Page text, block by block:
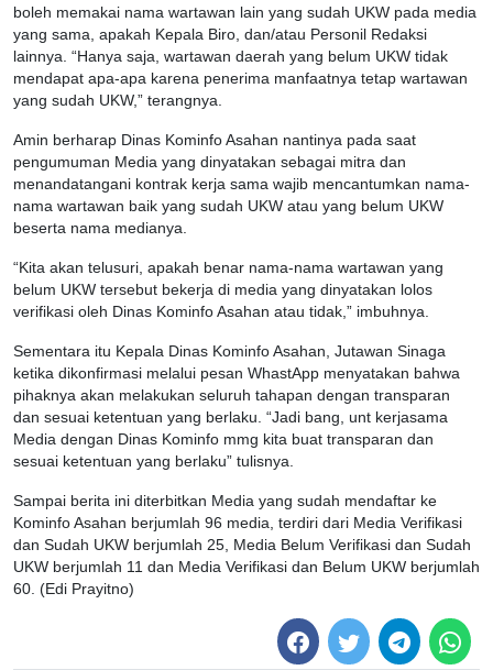
boleh memakai nama wartawan lain yang sudah UKW pada media
yang sama, apakah Kepala Biro, dan/atau Personil Redaksi
lainnya. “Hanya saja, wartawan daerah yang belum UKW tidak
mendapat apa-apa karena penerima manfaatnya tetap wartawan
yang sudah UKW,” terangnya.
Amin berharap Dinas Kominfo Asahan nantinya pada saat
pengumuman Media yang dinyatakan sebagai mitra dan
menandatangani kontrak kerja sama wajib mencantumkan nama-
nama wartawan baik yang sudah UKW atau yang belum UKW
beserta nama medianya.
“Kita akan telusuri, apakah benar nama-nama wartawan yang
belum UKW tersebut bekerja di media yang dinyatakan lolos
verifikasi oleh Dinas Kominfo Asahan atau tidak,” imbuhnya.
Sementara itu Kepala Dinas Kominfo Asahan, Jutawan Sinaga
ketika dikonfirmasi melalui pesan WhastApp menyatakan bahwa
pihaknya akan melakukan seluruh tahapan dengan transparan
dan sesuai ketentuan yang berlaku. “Jadi bang, unt kerjasama
Media dengan Dinas Kominfo mmg kita buat transparan dan
sesuai ketentuan yang berlaku” tulisnya.
Sampai berita ini diterbitkan Media yang sudah mendaftar ke
Kominfo Asahan berjumlah 96 media, terdiri dari Media Verifikasi
dan Sudah UKW berjumlah 25, Media Belum Verifikasi dan Sudah
UKW berjumlah 11 dan Media Verifikasi dan Belum UKW berjumlah
60. (Edi Prayitno)